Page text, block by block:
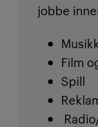
jobbe
Film
Spill